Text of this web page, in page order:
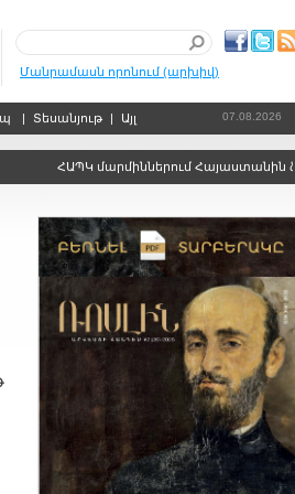
Մանրամասն որոնում (արխիվ)
| Տեսանյութ | Այլ 07.08.2026
ՀԱՊԿ մարմիններում Հայաստանին